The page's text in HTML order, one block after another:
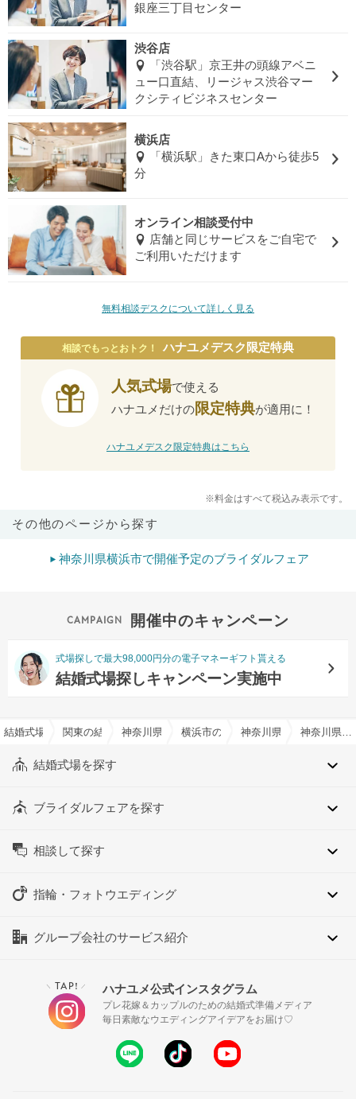
銀座三丁目センター
渋谷店
「渋谷駅」京王井の頭線アベニ
ュー口直結、リージャス渋谷マー
クシティビジネスセンター
横浜店
「横浜駅」きた東口Aから徒歩5
分
オンライン相談受付中
店舗と同じサービスをご自宅で
ご利用いただけます
無料相談デスクについて詳しく見る
相談でもっとおトク！ ハナユメデスク限定特典
人気式場で使える
ハナユメだけの限定特典が適用に！
ハナユメデスク限定特典はこちら
※料金はすべて税込み表示です。
その他のページから探す
神奈川県横浜市で開催予定のブライダルフェア
開催中のキャンペーン
式場探しで最大98,000円分の電子マネーギフト貰える
結婚式場探しキャンペーン実施中
結婚式場を探すならハナユメ
関東の結婚式場神奈川県の結婚式場横浜市の結婚式場神奈川県横浜市中区の
結婚式場を探す
ブライダルフェアを探す
相談して探す
指輪・フォトウエディング
グループ会社のサービス紹介
＼ TAP! ／ ハナユメ公式インスタグラム
プレ花嫁＆カップルのための結婚式準備メディア
毎日素敵なウエディングアイデアをお届け♡